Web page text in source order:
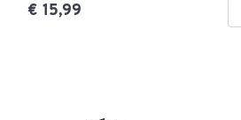
€ 15,99